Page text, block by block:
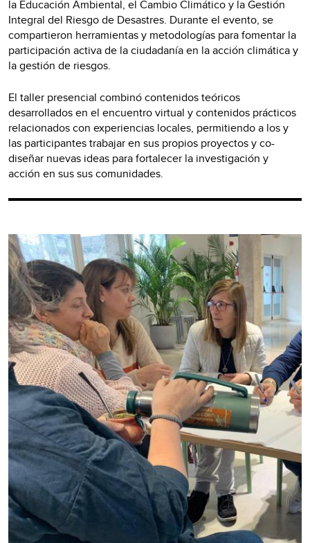
la Educación Ambiental, el Cambio Climático y la Gestión
Integral del Riesgo de Desastres. Durante el evento, se
compartieron herramientas y metodologías para fomentar la
participación activa de la ciudadanía en la acción climática y
la gestión de riesgos.
El taller presencial combinó contenidos teóricos
desarrollados en el encuentro virtual y contenidos prácticos
relacionados con experiencias locales, permitiendo a los y
las participantes trabajar en sus propios proyectos y co-
diseñar nuevas ideas para fortalecer la investigación y
acción en sus sus comunidades.